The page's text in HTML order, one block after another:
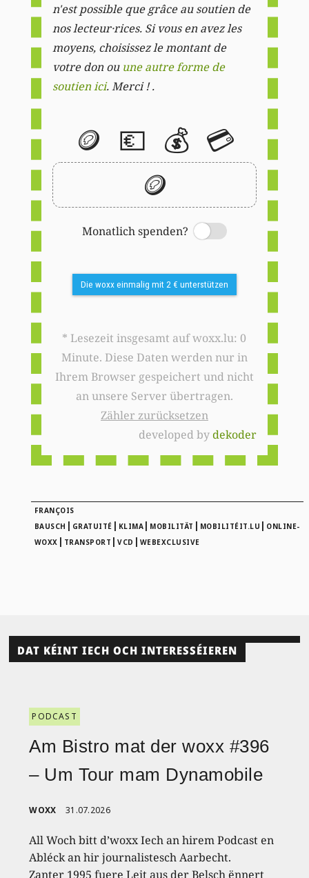
n'est possible que grâce au soutien de
nos lecteur·rices. Si vous en avez les
moyens, choisissez le montant de
votre don ou une autre forme de
soutien ici. Merci ! .
🪙 💶 💰 💳
🪙
Monatlich spenden?
Switch
Die woxx einmalig mit 2 € unterstützen
* Lesezeit insgesamt auf woxx.lu: 0
Minute. Diese Daten werden nur in
Ihrem Browser gespeichert und nicht
an unsere Server übertragen.
Zähler zurücksetzen
developed bydekoder
FRANÇOIS
BAUSCH | GRATUITÉ | KLIMA | MOBILITÄT | MOBILITÉIT.LU | ONLINE-
WOXX | TRANSPORT |VCD | WEBEXCLUSIVE
DAT KÉINT IECH OCH INTERESSÉIEREN
PODCAST
Am Bistro mat der woxx #396
– Um Tour mam Dynamobile
WOXX 31.07.2026
All Woch bitt d’woxx Iech an hirem Podcast en
Abléck an hir journalistesch Aarbecht.
Zanter 1995 fuere Leit aus der Belsch ënnert